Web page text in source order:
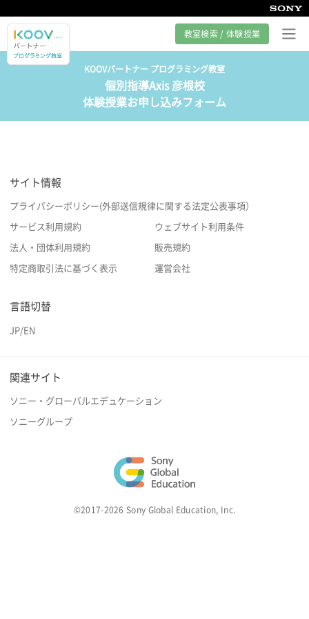
教室検索 / 体験授業
プログラミング教室とは
カリキュラム紹介
サポート
KOOVパートナー プログラミング教室
個別指導Axis 彦根校
体験授業お申し込みフォーム
サイト情報
プライバシーポリシー(外部送信規律に関する法定公表事項）
サービス利用規約 ウェブサイト利用条件
法人・団体利用規約 販売規約
特定商取引法に基づく表示 運営会社
言語切替
JP/EN
関連サイト
ソニー・グローバルエデュケーション
ソニーグループ
©2017-2026 Sony Global Education, Inc.